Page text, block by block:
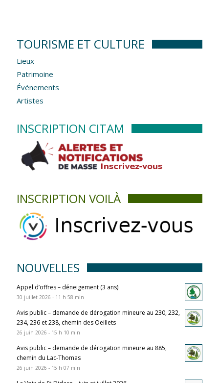
TOURISME ET CULTURE
Lieux
Patrimoine
Événements
Artistes
INSCRIPTION CITAM
INSCRIPTION VOILÀ
NOUVELLES
Appel d’offres – déneigement (3 ans)
30 juillet 2026 - 11 h 58 min
Avis public – demande de dérogation mineure au 230, 232,
234, 236 et 238, chemin des Oeillets
26 juin 2026 - 15 h 10 min
Avis public – demande de dérogation mineure au 885,
chemin du Lac-Thomas
26 juin 2026 - 15 h 07 min